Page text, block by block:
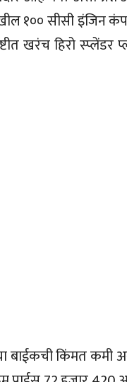
१०० सीसी
खरंच हिरो स्प्लेंडर
बाईकची किंमत कमी